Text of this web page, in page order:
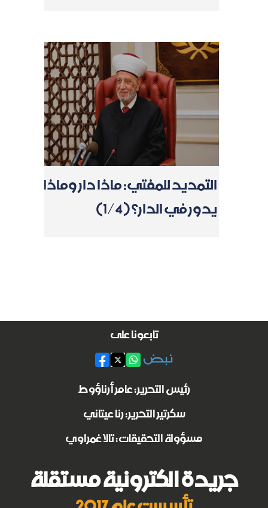
التمديد للمفتي: ماذا دار وماذا
يدور في الدار؟ (1/4)
تابعونا على
رئيس التحرير: عامر أرناؤوط
سكرتير التحرير: رنا عيتاني
مسؤولة التحقيقات: تالا غمراوي
جريدة الكترونية مستقلة